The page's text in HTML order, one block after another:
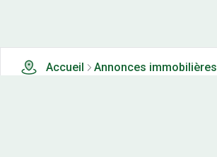
Accueil
Annonces immobilières